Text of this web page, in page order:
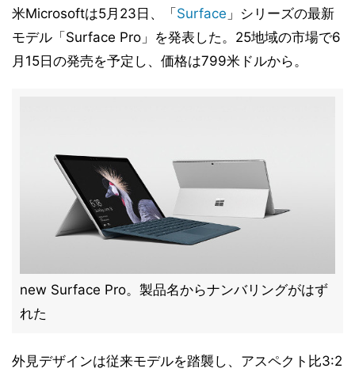
米Microsoftは5月23日、「 Surface 」シリーズの最新
モデル「Surface Pro」を発表した。25地域の市場で6
月15日の発売を予定し、価格は799米ドルから。
new Surface Pro。製品名からナンバリングがはず
れた
外見デザインは従来モデルを踏襲し、アスペクト比3:2